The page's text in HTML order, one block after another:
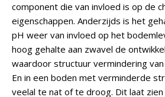
component die van invloed is op de
eigenschappen. Anderzijds is het
pH weer van invloed op het
hoog gehalte aan zwavel de
waardoor structuur vermindering
En in een boden met verminderde
veelal te nat of te droog. Dit laat